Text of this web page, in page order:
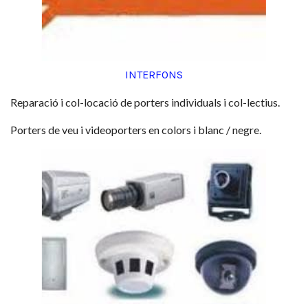
INTERFONS
Reparació i col-locació de porters individuals i col-lectius.
Porters de veu i videoporters en colors i blanc / negre.